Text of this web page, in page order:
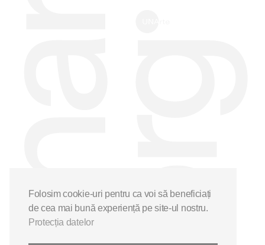
Folosim cookie-uri pentru ca voi să beneficiați
de cea mai bună experiență pe site-ul nostru.
Protecția datelor